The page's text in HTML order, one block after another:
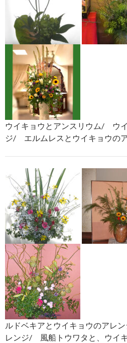
ウイキョウとアンスリウム/ ウ
ジ/ エルムレスとウイキョウの
ルドベキアとウイキョウのアレ
レンジ/ 風船トウワタと、ウイ